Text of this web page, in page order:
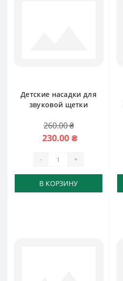
Детские насадки для
звуковой щетки
260.00 ₴
230.00 ₴
- +
В КОРЗИНУ